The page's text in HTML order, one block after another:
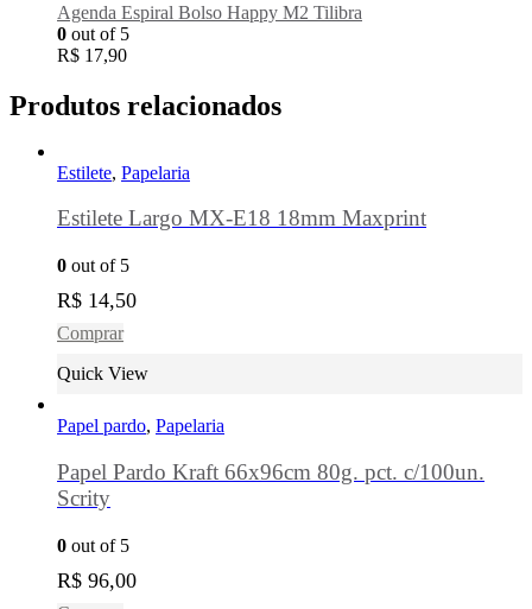
Agenda Espiral Bolso Happy M2 Tilibra
0 out of 5
R$ 17,90
Produtos relacionados
Estilete, Papelaria
Estilete Largo MX-E18 18mm Maxprint
0 out of 5
R$ 14,50
Comprar
Quick View
Papel pardo, Papelaria
Papel Pardo Kraft 66x96cm 80g. pct. c/100un.
Scrity
0 out of 5
R$ 96,00